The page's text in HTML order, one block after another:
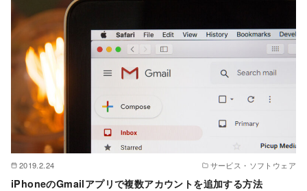
2019.2.24 サービス・ソフトウェア
iPhoneのGmailアプリで複数アカウントを追加する方法